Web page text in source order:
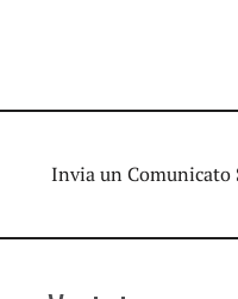
Invia un Comunicato